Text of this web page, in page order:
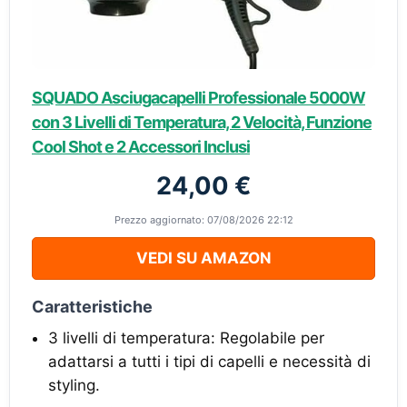
SQUADO Asciugacapelli Professionale 5000W
con 3 Livelli di Temperatura, 2 Velocità, Funzione
Cool Shot e 2 Accessori Inclusi
24,00 €
Prezzo aggiornato: 07/08/2026 22:12
VEDI SU AMAZON
Caratteristiche
3 livelli di temperatura: Regolabile per
adattarsi a tutti i tipi di capelli e necessità di
styling.